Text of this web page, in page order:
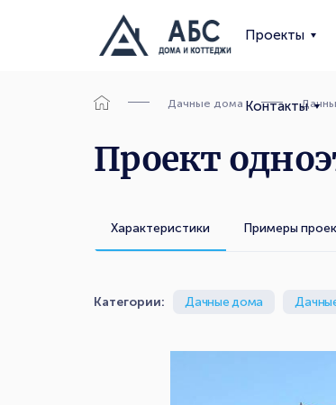
Проекты
Контакты
Дачные дома
Проект
Характеристики Примеры
Категории: Дачные дома